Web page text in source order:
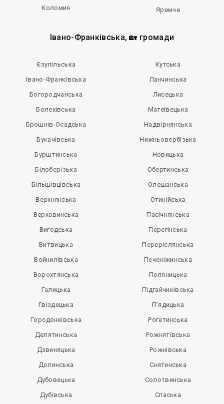
Коломия
Яремче
Івано-Франківська, 🏡 громади
Єзупільська
Івано-Франківська
Богородчанська
Болехівська
Брошнів-Осадська
Букачівська
Бурштинська
Білоберізька
Більшівцівська
Верхнянська
Верховинська
Вигодська
Витвицька
Войнилівська
Ворохтянська
Галицька
Гвіздецька
Городенківська
Делятинська
Дзвиняцька
Долинська
Дубовецька
Дубівська
Кутська
Ланчинська
Лисецька
Матеївецька
Надвірнянська
Нижньовербізька
Новицька
Обертинська
Олешанська
Отинійська
Пасічнянська
Перегінська
Переріслянська
Печеніжинська
Поляницька
Підгайчиківська
П’ядицька
Рогатинська
Рожнятівська
Рожнівська
Снятинська
Солотвинська
Спаська